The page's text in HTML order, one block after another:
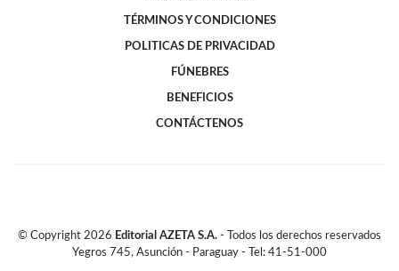
TÉRMINOS Y CONDICIONES
POLITICAS DE PRIVACIDAD
FÚNEBRES
BENEFICIOS
CONTÁCTENOS
© Copyright 2026 Editorial AZETA S.A. - Todos los derechos reservados
Yegros 745, Asunción - Paraguay - Tel: 41-51-000